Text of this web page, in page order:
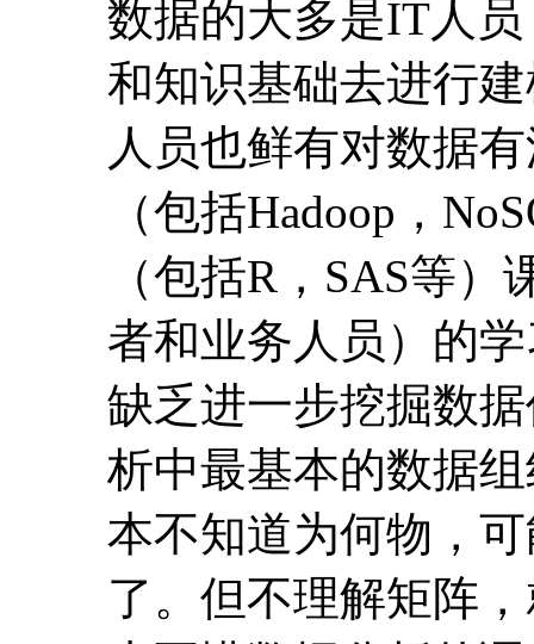
（包括R，SAS等）
者和业务人员）的
缺乏进一步挖掘数
析中最基本的数据
本不知道为何物，
了。但不理解矩阵
本不懂数据分析的
难言（《黑客帝国
Matrix——“矩阵”，
听Page-Rank，因